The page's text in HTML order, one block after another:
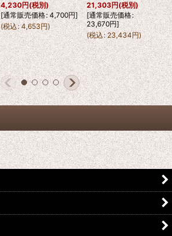
4,230円(税別)
[通常販売価格: 4,700円]
(税込: 4,653円)
21,303円(税別)
[通常販売価格:
23,670円]
(税込: 23,434円)